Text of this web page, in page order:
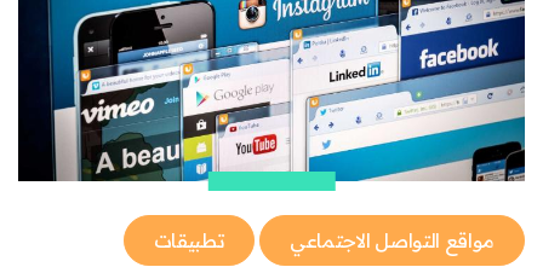
مواقع التواصل الاجتماعي تطبيقات